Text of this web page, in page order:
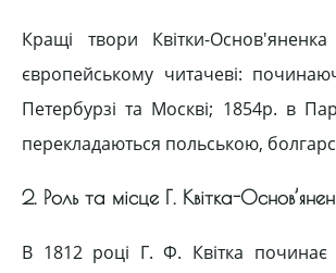
Кращі твори Квітки-
європейському читачеві:
Петербурзі та Москві; 1854р. в
перекладаються польською,
2. Роль та місце Г. Квітка-
В 1812 році Г. Ф. Квітка починає